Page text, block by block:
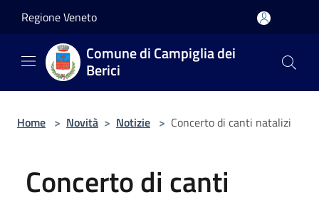
Regione Veneto
Comune di Campiglia dei
Berici
Home > Novità > Notizie > Concerto di canti natalizi
Concerto di canti